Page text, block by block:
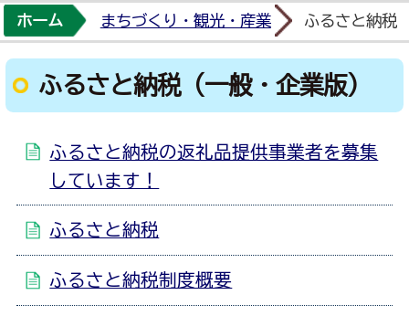
ホーム まちづくり・観光・産業 ふるさと納税
ふるさと納税（一般・企業版）
ふるさと納税の返礼品提供事業者を募集
しています！
ふるさと納税
ふるさと納税制度概要